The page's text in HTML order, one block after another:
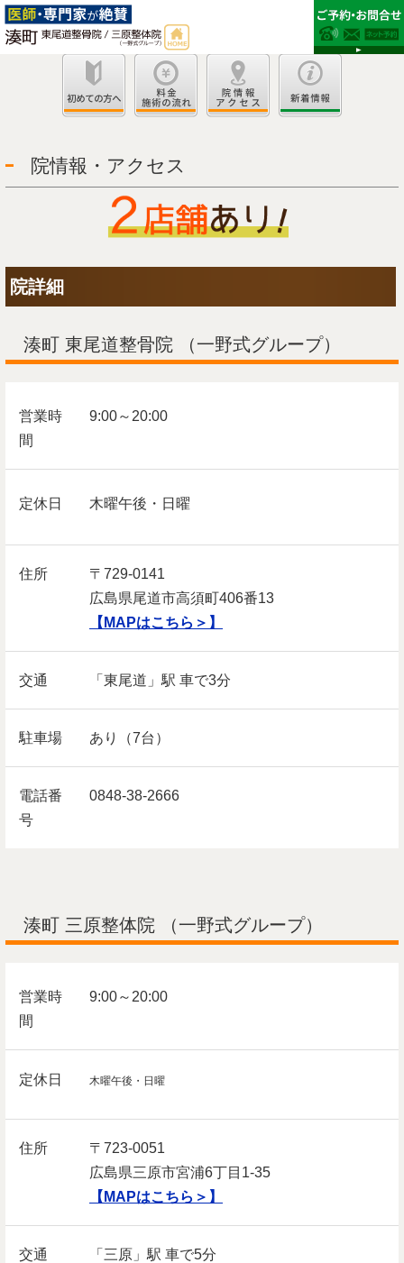
院情報・アクセス
院詳細
湊町 東尾道整骨院 （一野式グループ）
営業時
間
9:00～20:00
定休日 木曜午後・日曜
住所
〒729-0141
広島県尾道市高須町406番13
【MAPはこちら＞】
交通 「東尾道」駅 車で3分
駐車場 あり（7台）
電話番
号
0848-38-2666
湊町 三原整体院 （一野式グループ）
営業時
間
9:00～20:00
定休日 木曜午後・日曜
住所
〒723-0051
広島県三原市宮浦6丁目1-35
【MAPはこちら＞】
交通 「三原」駅 車で5分